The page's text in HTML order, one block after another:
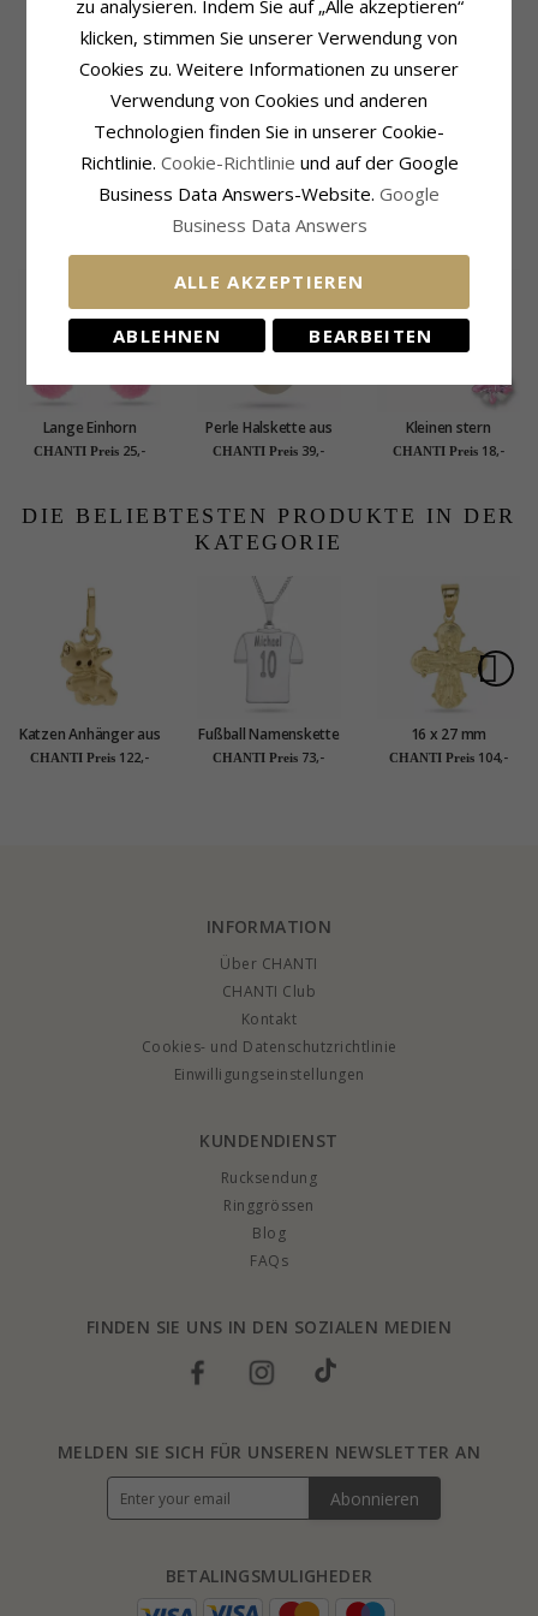
Uhrgehäuse
Edelstahl
28,6 mm
31,2 mm
7,5 mm
Mineralglas
Lieferzeit
4-6 Werktage
KUNDEN KAUFTEN AUCH
Lange Einhorn
Ohrringe in Silber -
CHANTI Preis 25,-
Perle Halskette aus
Silber und Anhänger
CHANTI Preis 39,-
Kleinen stern
hellroten zirkon
CHANTI Preis 18,-
DIE BELIEBTESTEN PRODUKTE IN DER
KATEGORIE
Katzen Anhänger aus
9 Karat Gold
CHANTI Preis 122,-
Fußball Namenskette
mit Anhänger in
CHANTI Preis 73,-
16 x 27 mm
Dagmarkreuz aus
CHANTI Preis 104,-
INFORMATION
Über CHANTI
CHANTI Club
Kontakt
Cookies- und Datenschutzrichtlinie
Einwilligungseinstellungen
KUNDENDIENST
Rucksendung
Ringgrössen
Blog
FAQs
FINDEN SIE UNS IN DEN SOZIALEN MEDIEN
BETALINGSMULIGHEDER
MELDEN SIE SICH FÜR UNSEREN NEWSLETTER AN
Abonnieren
zu analysieren. Indem Sie auf „Alle akzeptieren“
klicken, stimmen Sie unserer Verwendung von
Cookies zu. Weitere Informationen zu unserer
Verwendung von Cookies und anderen
Technologien finden Sie in unserer Cookie-
Richtlinie. Cookie-Richtlinie und auf der Google
Business Data Answers-Website. Google
Business Data Answers
ALLE AKZEPTIEREN
ABLEHNEN BEARBEITEN